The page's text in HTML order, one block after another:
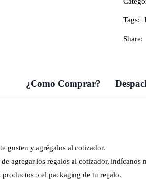
Tags:
Share:
¿Como Comprar?
gusten y agrégalos al cotizador.
agregar los regalos al cotizador, indícanos
productos o el packaging de tu regalo.